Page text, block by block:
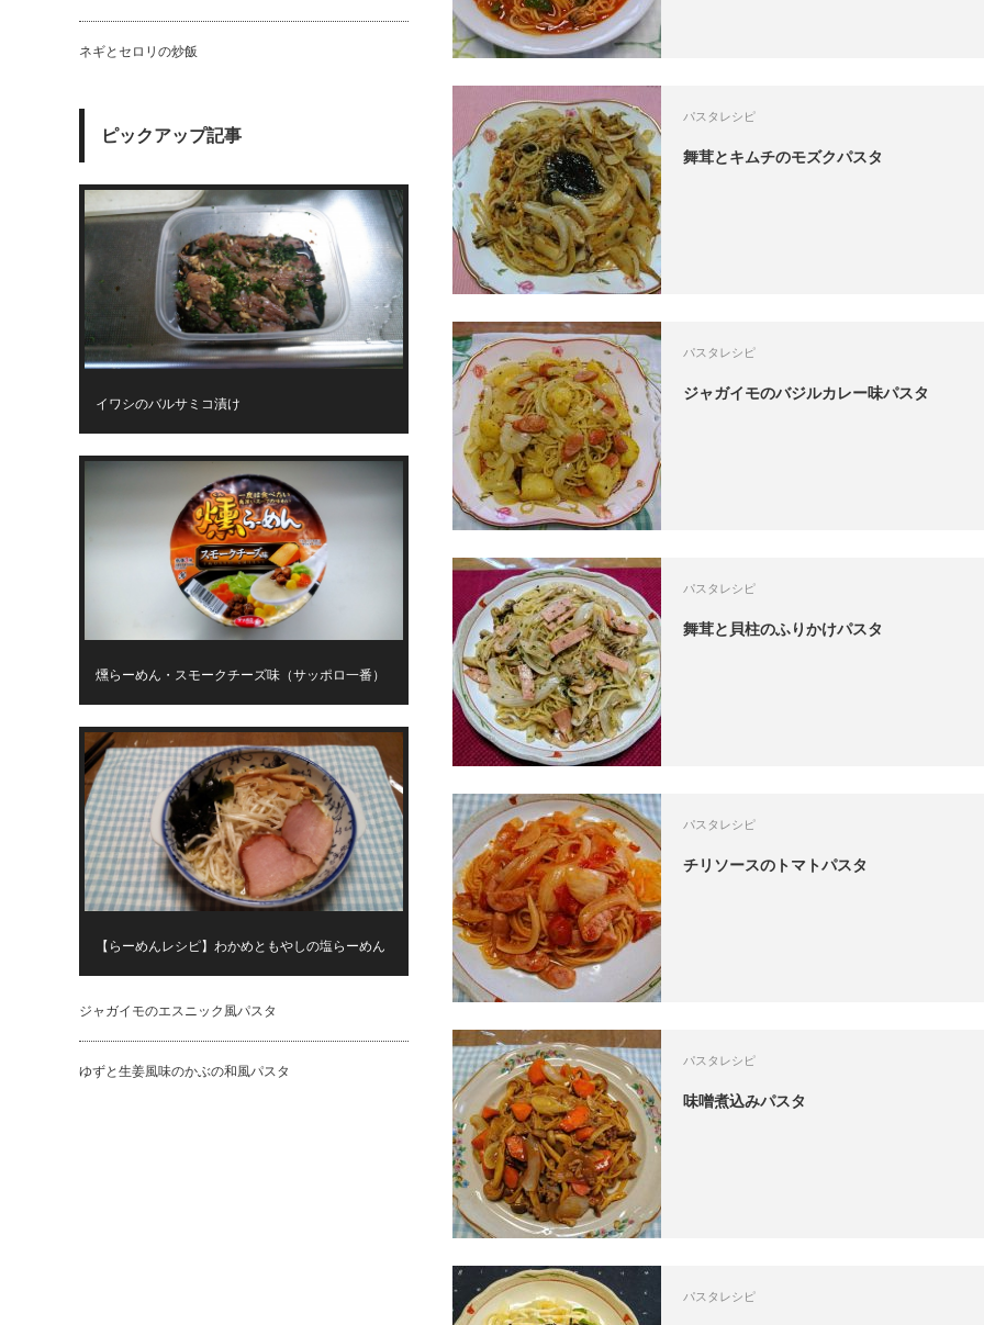
パスタレシピ
舞茸とキムチのモズクパスタ
パスタレシピ
ジャガイモのバジルカレー味パスタ
パスタレシピ
舞茸と貝柱のふりかけパスタ
パスタレシピ
チリソースのトマトパスタ
パスタレシピ
味噌煮込みパスタ
パスタレシピ
ネギとセロリの炒飯
ピックアップ記事
イワシのバルサミコ漬け
燻らーめん・スモークチーズ味（サッポロ一番）
【らーめんレシピ】わかめともやしの塩らーめん
ジャガイモのエスニック風パスタ
ゆずと生姜風味のかぶの和風パスタ